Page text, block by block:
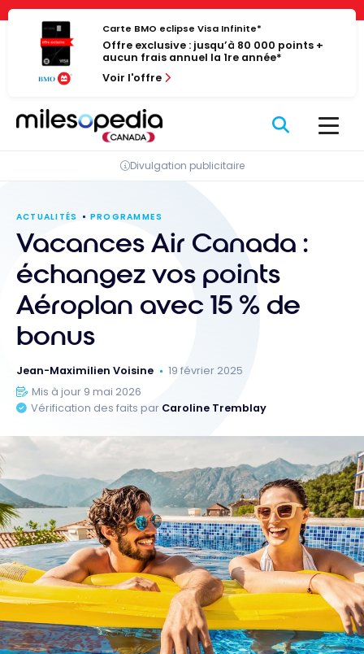
Panneau de gestion des cookies
Passer
contenu
Carte BMO eclipse Visa Infinite*
Offre exclusive : jusqu’à 80 000 points +
aucun frais annuel la 1re année*
Voir l'offre
Divulgation publicitaire
ACTUALITÉS PROGRAMMES
Vacances Air Canada :
échangez vos points
Aéroplan avec 15 % de
bonus
Jean-Maximilien Voisine
19 février 2025
Mis à jour 9 mai 2026
Vérification des faits par Caroline Tremblay